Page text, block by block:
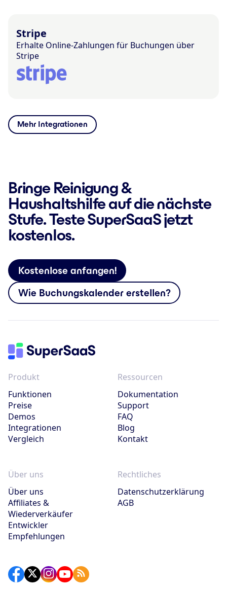
Stripe
Erhalte Online-Zahlungen für Buchungen über
Stripe
Mehr Integrationen
Bringe Reinigung &
Haushaltshilfe auf die nächste
Stufe. Teste SuperSaaS jetzt
kostenlos.
Kostenlose anfangen!
Wie Buchungskalender erstellen?
Produkt
Funktionen
Preise
Demos
Integrationen
Vergleich
Ressourcen
Dokumentation
Support
FAQ
Blog
Kontakt
Über uns
Über uns
Affiliates &
Wiederverkäufer
Entwickler
Empfehlungen
Rechtliches
Datenschutzerklärung
AGB